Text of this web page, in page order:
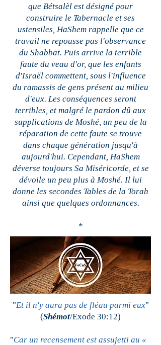
que Bétsalèl est désigné pour
construire le Tabernacle et ses
ustensiles, HaShem rappelle que ce
travail ne repousse pas l'observance
du Shabbat. Puis arrive la terrible
faute du veau d'or, que les enfants
d'Israël commettent, sous l'influence
du ramassis de gens présent au milieu
d'eux. Les conséquences seront
terribles, et malgré le pardon dû aux
supplications de Moshé, un peu de la
réparation de cette faute se trouve
dans chaque génération jusqu'à
aujourd'hui. Cependant, HaShem
déverse toujours Sa Miséricorde, et se
dévoile un peu plus à Moshé. Il lui
donne les secondes Tables de la Torah
ainsi que quelques ordonnances.
*
"Et il n'y aura pas de fléau parmi eux"
(Shémot/Exode 30:12)
"Car un recensement est assujetti au «